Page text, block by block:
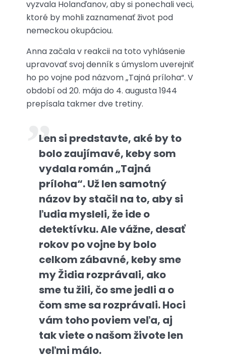
vyzvala Holanďanov, aby si ponechali veci,
ktoré by mohli zaznamenať život pod
nemeckou okupáciou.
Anna začala v reakcii na toto vyhlásenie
upravovať svoj denník s úmyslom uverejniť
ho po vojne pod názvom „Tajná príloha“. V
období od 20. mája do 4. augusta 1944
prepísala takmer dve tretiny.
Len si predstavte, aké by to
bolo zaujímavé, keby som
vydala román „Tajná
príloha“. Už len samotný
názov by stačil na to, aby si
ľudia mysleli, že ide o
detektívku. Ale vážne, desať
rokov po vojne by bolo
celkom zábavné, keby sme
my Židia rozprávali, ako
sme tu žili, čo sme jedli a o
čom sme sa rozprávali. Hoci
vám toho poviem veľa, aj
tak viete o našom živote len
veľmi málo.